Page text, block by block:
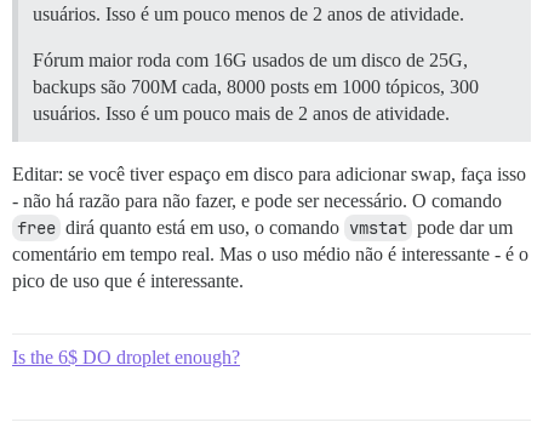
usuários. Isso é um pouco menos de 2 anos de atividade.
Fórum maior roda com 16G usados de um disco de 25G,
backups são 700M cada, 8000 posts em 1000 tópicos, 300
usuários. Isso é um pouco mais de 2 anos de atividade.
Editar: se você tiver espaço em disco para adicionar swap, faça isso
- não há razão para não fazer, e pode ser necessário. O comando
free dirá quanto está em uso, o comando vmstat pode dar um
comentário em tempo real. Mas o uso médio não é interessante - é o
pico de uso que é interessante.
Is the 6$ DO droplet enough?